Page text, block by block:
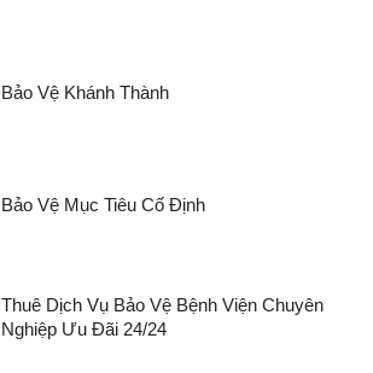
Bảo Vệ Khánh Thành
Bảo Vệ Mục Tiêu Cố Định
Thuê Dịch Vụ Bảo Vệ Bệnh Viện Chuyên
Nghiệp Ưu Đãi 24/24